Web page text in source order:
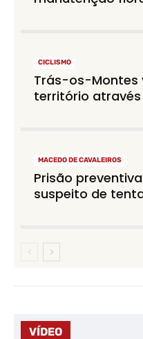
CICLISMO
Trás-os-Montes
território
MACEDO DE CAVALEIROS
Prisão
suspeito de
VÍDEO